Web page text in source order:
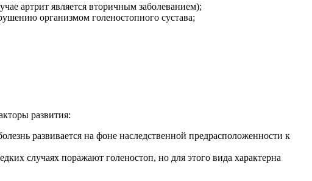
артрит является вторичным заболеванием);
организмом голеностопного сустава;
развития:
развивается на фоне наследственной предрасположенности к
случаях поражают голеностоп, но для этого вида характерна